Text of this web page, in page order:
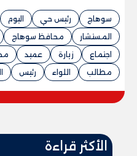
سوهاج رئيس حي اليوم
المستشار
محافظ سوهاج
اجتماع
زيارة عميد
مطالب
اللواء رئيس
الأكثر قراءة